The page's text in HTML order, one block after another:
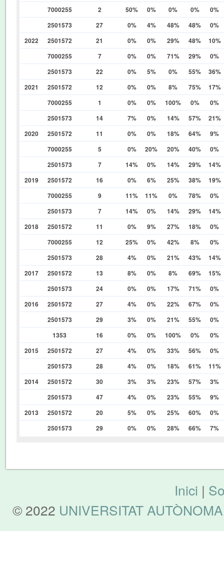
7000255
2 50% 0% 0% 0%
0%
2501573
27 0% 4% 48% 48%
0%
2022
2501572 21 0% 0% 29% 48%
10%
7000255
7 0% 0% 71% 29%
0%
2501573
22 0% 5% 0% 55%
36%
2021
2501572 12 0% 0% 8% 75%
17%
7000255
1 0% 0% 100% 0%
0%
2501573
14 7% 0% 14% 57%
21%
2020
2501572 11 0% 0% 18% 64%
9%
7000255
5 0% 20% 20% 40%
0%
2501573
7 14% 0% 14% 29%
14%
2019
2501572 16 0% 6% 25% 38%
19%
7000255
9 11% 11% 0% 78%
0%
2501573
7 14% 0% 14% 29%
14%
2018
2501572 11 0% 9% 27% 18%
0%
7000255
12 25% 0% 42% 8%
0%
2501573
28 4% 0% 21% 43%
14%
2017
2501572 13 8% 0% 8% 69%
15%
2501573
24 0% 0% 17% 71%
0%
2016
2501572 27 4% 0% 22% 67%
0%
2501573
29 3% 0% 21% 55%
0%
1353
16 0% 0% 100% 0%
0%
2015
2501572 27 4% 0% 33% 56%
0%
2501573
28 4% 0% 18% 61%
11%
2014
2501572 30 3% 3% 23% 57%
3%
2501573
47 4% 0% 23% 55%
9%
2013
2501572 20 5% 0% 25% 60%
0%
2501573
29 0% 0% 28% 66% 7%
Inici |
© 2022 UNIVERSITAT